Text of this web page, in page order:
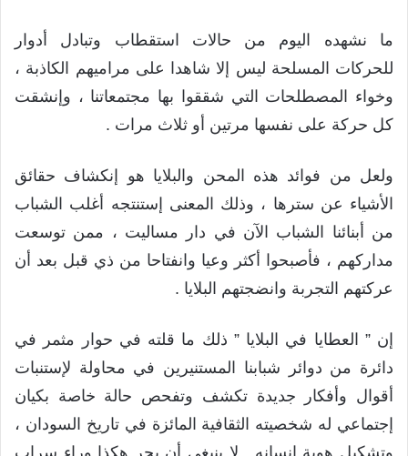
ما نشهده اليوم من حالات استقطاب وتبادل أدوار
للحركات المسلحة ليس إلا شاهدا على مراميهم الكاذبة ،
وخواء المصطلحات التي شققوا بها مجتمعاتنا ، وإنشقت
كل حركة على نفسها مرتين أو ثلاث مرات .
ولعل من فوائد هذه المحن والبلايا هو إنكشاف حقائق
الأشياء عن سترها ، وذلك المعنى إستنتجه أغلب الشباب
من أبنائنا الشباب الآن في دار مساليت ، ممن توسعت
مداركهم ، فأصبحوا أكثر وعيا وانفتاحا من ذي قبل بعد أن
عركتهم التجربة وانضجتهم البلايا .
إن ” العطايا في البلايا ” ذلك ما قلته في حوار مثمر في
دائرة من دوائر شبابنا المستنيرين في محاولة لإستنبات
أقوال وأفكار جديدة تكشف وتفحص حالة خاصة بكيان
إجتماعي له شخصيته الثقافية المائزة في تاريخ السودان ،